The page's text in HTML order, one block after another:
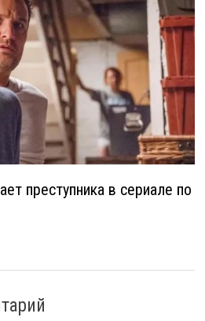
преступника в сериале по